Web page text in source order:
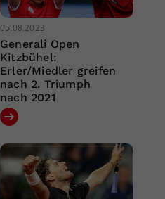
05.08.2023
Generali Open
Kitzbühel:
Erler/Miedler greifen
nach 2. Triumph
nach 2021